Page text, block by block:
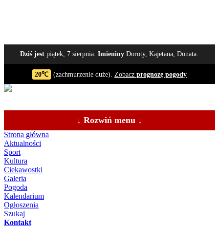
Dziś jest piątek, 7 sierpnia.Imieniny Doroty, Kajetana, Donata.
20℃ (zachmurzenie duże). Zobacz prognozę pogody
↓ Rozwiń menu ↓
Strona główna
Aktualności
Sport
Kultura
Ciekawostki
Galeria
Pogoda
Kalendarium
Ogłoszenia
Szukaj
Kontakt